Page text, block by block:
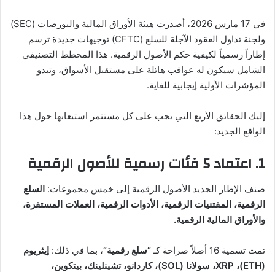
في 17 مارس 2026، أصدرت هيئة الأوراق المالية والبورصات (SEC)
ولجنة تداول العقود الآجلة للسلع (CFTC) توجيهات جديدة ترسم
إطاراً رسمياً لكيفية حكم الأصول الرقمية. هذا المخطط التصنيفي
الشامل سيكون له عواقب هائلة على مستقبل الأسواق، وتبدو
المؤشرات الأولية إيجابية للغاية.
إليك الحقائق الأربع التي يجب على كل مستثمر استيعابها حول هذا
الواقع الجديد:
1. اعتماد 5 فئات رسمية للأصول الرقمية
صنف الإطار الجديد الأصول الرقمية إلى خمس مجموعات: السلع
الرقمية، المقتنيات الرقمية، الأدوات الرقمية، العملات المستقرة،
والأوراق المالية الرقمية.
تمت تسمية 16 أصلاً صراحة كـ “سلع رقمية”، بما في ذلك: إيثريوم
(ETH)، XRP، سولانا (SOL)، كاردانو، تشينلينك، بيتكوين،